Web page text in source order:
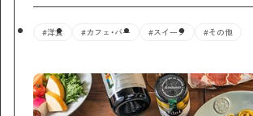
#洋食 #カフェ・バー #スイーツ #その他